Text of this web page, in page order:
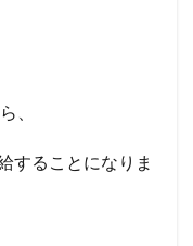
、
することになりま